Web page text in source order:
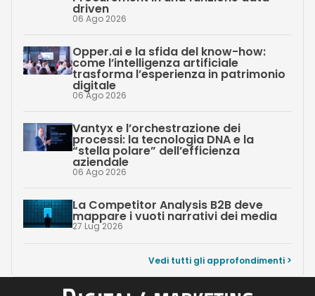
driven
06 Ago 2026
Opper.ai e la sfida del know-how:
come l’intelligenza artificiale
trasforma l’esperienza in patrimonio
digitale
06 Ago 2026
Vantyx e l’orchestrazione dei
processi: la tecnologia DNA e la
“stella polare” dell’efficienza
aziendale
06 Ago 2026
La Competitor Analysis B2B deve
mappare i vuoti narrativi dei media
27 Lug 2026
Vedi tutti gli approfondimenti >